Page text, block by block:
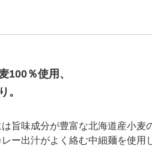
100％使用、
。
旨味成分が豊富な北海道産小麦
ー出汁がよく絡む中細麺を使用